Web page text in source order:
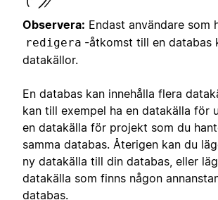
Observera: Endast användare som
redigera -åtkomst till en databas
datakällor.
En databas kan innehålla flera
kan till exempel ha en datakälla för
en datakälla för projekt som du
samma databas. Återigen kan du
ny datakälla till din databas, eller
datakälla som finns någon
databas.